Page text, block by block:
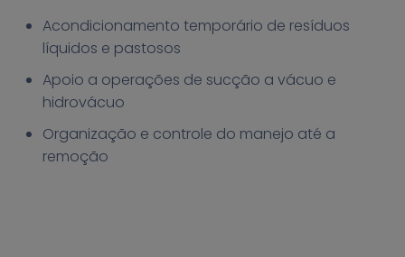
Acondicionamento temporário de resíduos
líquidos e pastosos
Apoio a operações de sucção a vácuo e
hidrovácuo
Organização e controle do manejo até a
remoção